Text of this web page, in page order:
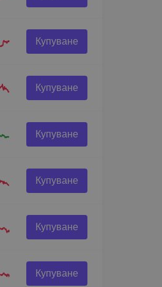
Купуване
Купуване
Купуване
Купуване
Купуване
Купуване